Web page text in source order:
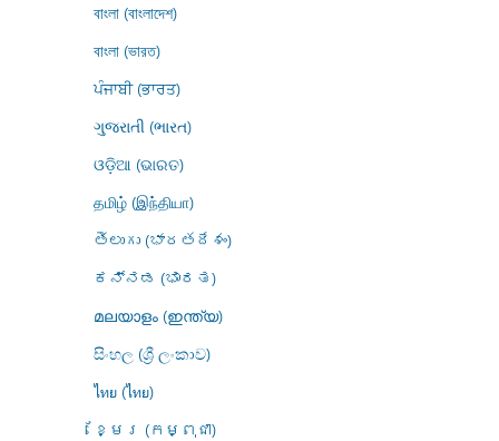
বাংলা (বাংলাদেশ)
বাংলা (ভারত)
ਪੰਜਾਬੀ (ਭਾਰਤ)
ગુજરાતી (ભારત)
ଓଡ଼ିଆ (ଭାରତ)
தமிழ் (இந்தியா)
తెలుగు (భారతదేశం)
ಕನ್ನಡ (ಭಾರತ)
മലയാളം (ഇന്ത്യ)
සිංහල (ශ්‍රී ලංකාව)
ไทย (ไทย)
ខ្មែរ (កម្ពុជា)